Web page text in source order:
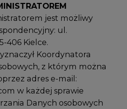
jest możliwy
ul.
406 Kielce.
Koordynatora
z którym można
adres e-mail:
w każdej sprawie
Danych osobowych